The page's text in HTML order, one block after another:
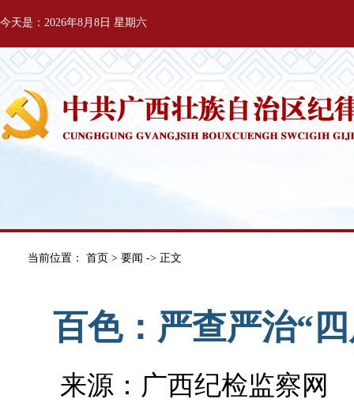
今天是：2026年8月8日 星期六
当前位置： 首页 > 要闻 -> 正文
百色：严查严治“
来源：广西纪检监察